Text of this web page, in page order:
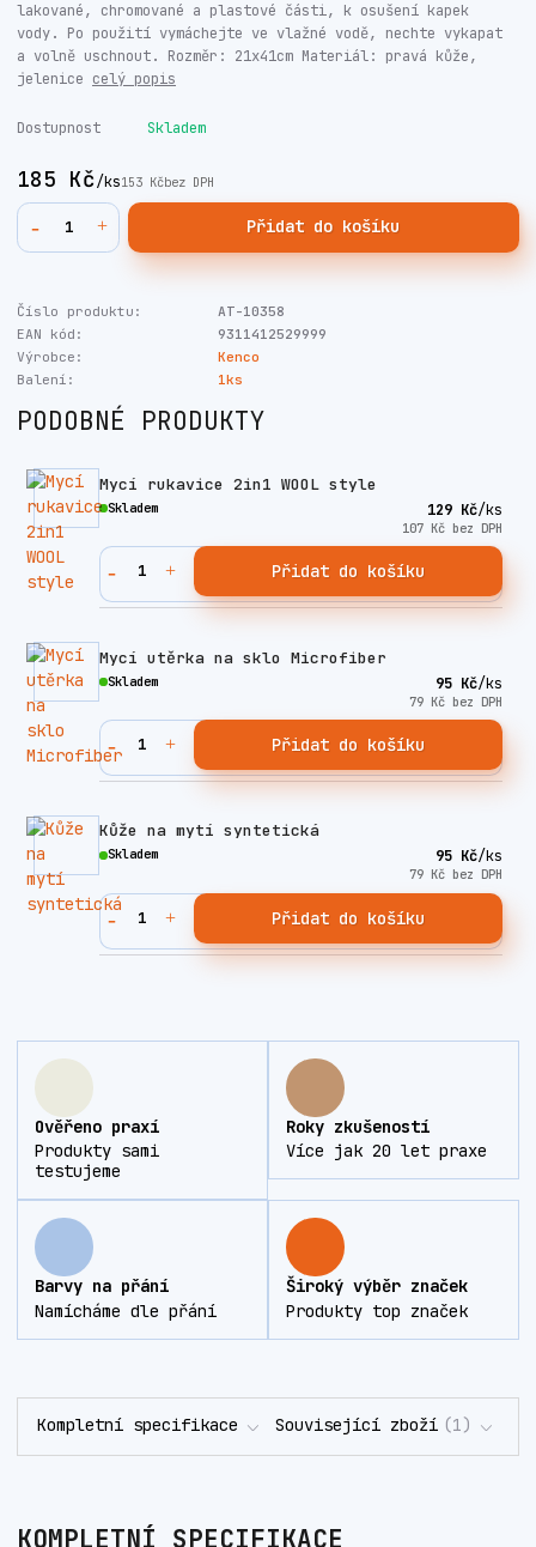
lakované, chromované a plastové části, k osušení kapek
vody. Po použití vymáchejte ve vlažné vodě, nechte vykapat
a volně uschnout. Rozměr: 21x41cm Materiál: pravá kůže,
jelenice celý popis
Dostupnost Skladem
185 Kč/ks153 Kčbez DPH
Přidat do košíku
Číslo produktu:
AT-10358
EAN kód:
9311412529999
Výrobce:
Kenco
Balení:
1ks
PODOBNÉ PRODUKTY
Mycí rukavice 2in1 WOOL style
129 Kč/ks
107 Kč bez DPH
Skladem
Přidat do košíku
Mycí utěrka na sklo Microfiber
95 Kč/ks
79 Kč bez DPH
Skladem
Přidat do košíku
Kůže na mytí syntetická
95 Kč/ks
79 Kč bez DPH
Skladem
Přidat do košíku
Ověřeno praxí
Produkty sami
testujeme
Roky zkušeností
Více jak 20 let praxe
Barvy na přání
Namícháme dle přání
Široký výběr značek
Produkty top značek
Kompletní specifikace Související zboží 1
KOMPLETNÍ SPECIFIKACE